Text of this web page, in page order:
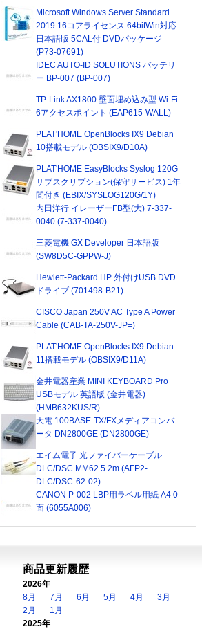
Microsoft Windows Server Standard
2019 16コアライセンス 64bitWin対応
日本語版 5CAL付 DVDパッケージ
(P73-07691)
IDEC AUTO-ID SOLUTIONS バッテリ
ー BP-007 (BP-007)
TP-Link AX1800 壁面埋め込み型 Wi-Fi
6アクセスポイント (EAP615-WALL)
PLAT'HOME OpenBlocks IX9 Debian
10搭載モデル (OBSIX9/D10A)
PLAT'HOME EasyBlocks Syslog 120G
サブスクリプション(保守サービス) 1年
間付き (EBIX/SYSLOG120G/1Y)
内田洋行 イレーザーFB型(大) 7-337-
0040 (7-337-0040)
三菱電機 GX Developer 日本語版
(SW8D5C-GPPW-J)
Hewlett-Packard HP 外付けUSB DVD
ドライブ (701498-B21)
CISCO Japan 250V AC Type A Power
Cable (CAB-TA-250V-JP=)
PLAT'HOME OpenBlocks IX9 Debian
11搭載モデル (OBSIX9/D11A)
金井電器産業 MINI KEYBOARD Pro
USBモデル 英語版 (金井電器)
(HMB632KUS/R)
大電 100BASE-TX/FXメディアコンバ
ータ DN2800GE (DN2800GE)
エイム電子 光ファイバーケーブル
DLC/DSC MM62.5 2m (AFP2-
DLC/DSC-62-02)
CANON P-002 LBP用ラベル用紙 A4 0
面 (6055A006)
商品更新履歴
2026年
8月
7月 6月 5月 4月
3月
2月
1月
2025年